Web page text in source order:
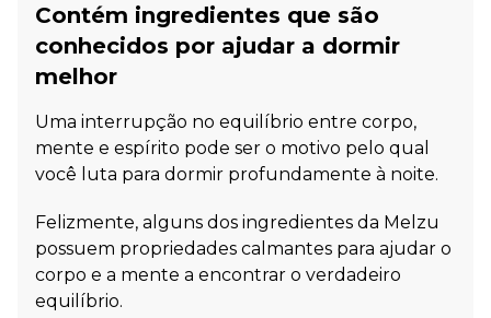
Contém ingredientes que são
conhecidos por ajudar a dormir
melhor
Uma interrupção no equilíbrio entre corpo,
mente e espírito pode ser o motivo pelo qual
você luta para dormir profundamente à noite.
Felizmente, alguns dos ingredientes da Melzu
possuem propriedades calmantes para ajudar o
corpo e a mente a encontrar o verdadeiro
equilíbrio.